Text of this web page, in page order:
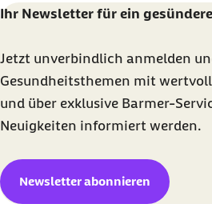
Ihr Newsletter für ein
Jetzt unverbindlich anmelden
Gesundheitsthemen mit
und über exklusive Barmer-
Neuigkeiten informiert werden.
Newsletter abonnieren